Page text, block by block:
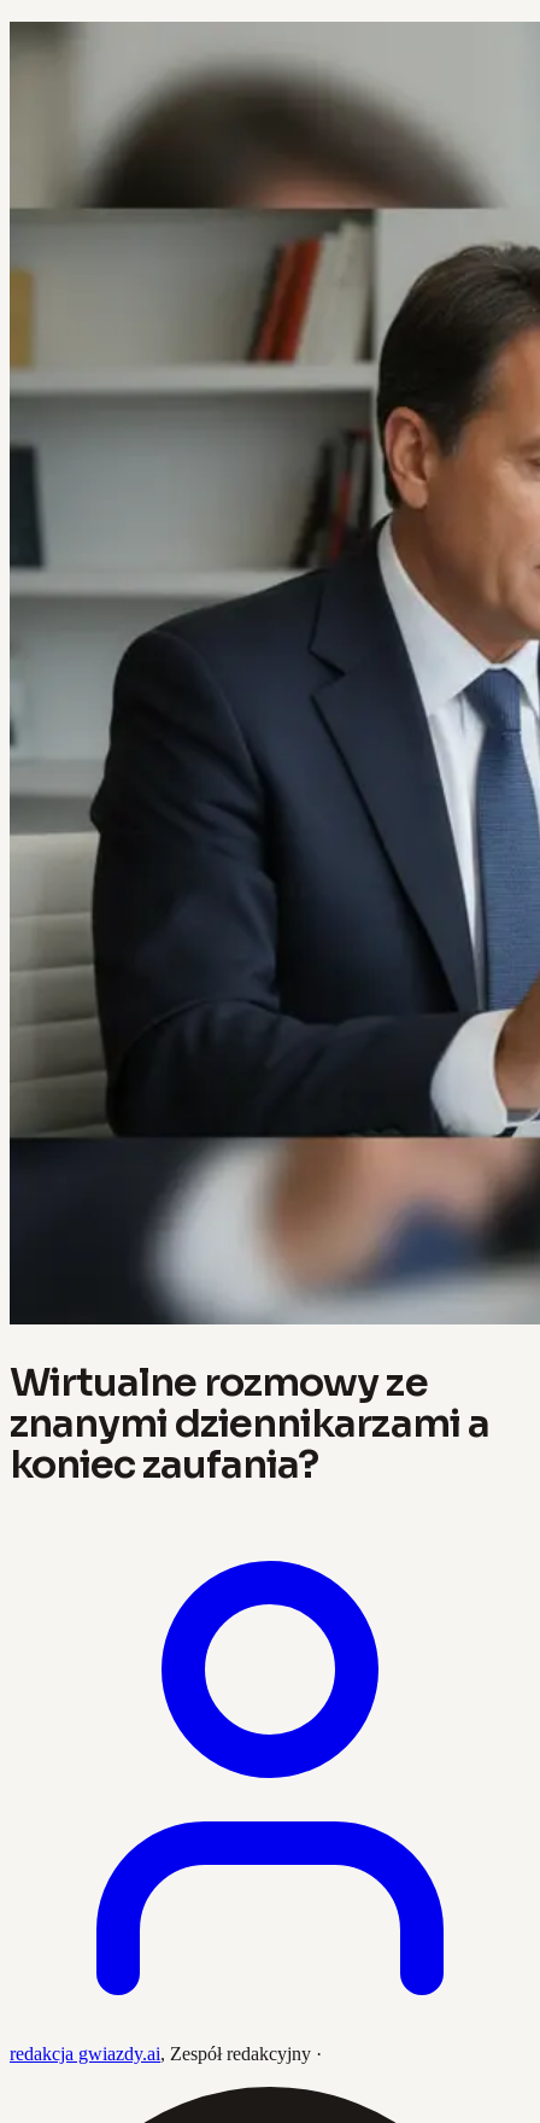
Wirtualne rozmowy ze
znanymi dziennikarzami a
koniec zaufania?
redakcja gwiazdy.ai, Zespół redakcyjny ·